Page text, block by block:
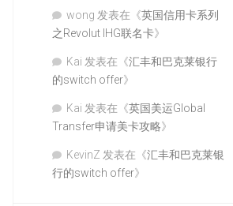
wong 发表在《英国信用卡系列
之Revolut IHG联名卡》
Kai 发表在《汇丰和巴克莱银行
的switch offer》
Kai 发表在《英国美运Global
Transfer申请美卡攻略》
KevinZ 发表在《汇丰和巴克莱银
行的switch offer》